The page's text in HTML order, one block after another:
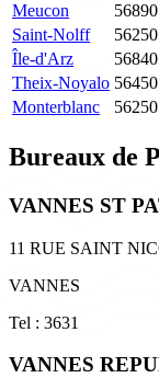
Meucon
56890
Saint-Nolff
56250
Île-d'Arz
56840
Theix-Noyalo 56450
Monterblanc
56250
Bureaux de
VANNES ST
11 RUE SAINT
VANNES
Tel : 3631
VANNES